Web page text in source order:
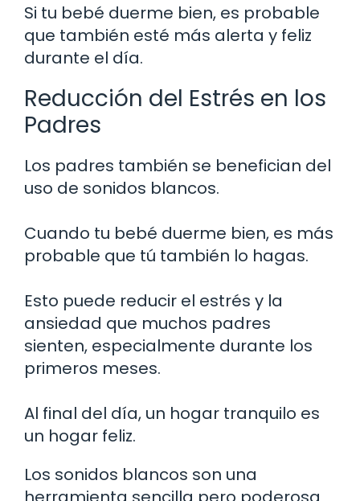
Si tu bebé duerme bien, es probable
que también esté más alerta y feliz
durante el día.
Reducción del Estrés en los
Padres
Los padres también se benefician del
uso de sonidos blancos.
Cuando tu bebé duerme bien, es más
probable que tú también lo hagas.
Esto puede reducir el estrés y la
ansiedad que muchos padres
sienten, especialmente durante los
primeros meses.
Al final del día, un hogar tranquilo es
un hogar feliz.
Los sonidos blancos son una